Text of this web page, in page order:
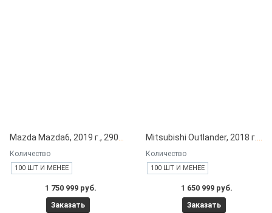
Количество
100 ШТ И МЕНЕЕ
1 750 999 руб.
Заказать
Количество
100 ШТ И МЕНЕЕ
1 650 999 руб.
Заказать